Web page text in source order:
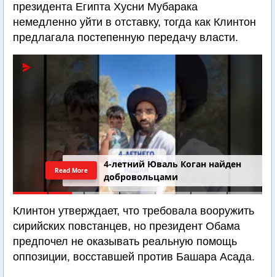
президента Египта Хусни Мубарака
немедленно уйти в отставку, тогда как Клинтон
предлагала постепенную передачу власти.
4-летний Юваль Коган найден
добровольцами
Read More
Клинтон утверждает, что требовала вооружить
сирийских повстанцев, но президент Обама
предпочел не оказывать реальную помощь
оппозиции, восставшей против Башара Асада.